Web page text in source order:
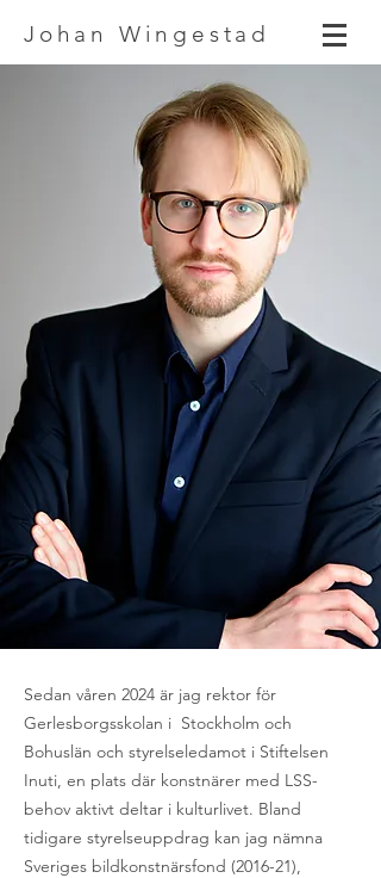
Johan Wingestad
Sedan våren 2024 är jag rektor för
Gerlesborgsskolan i Stockholm och
Bohuslän och styrelseledamot i Stiftelsen
Inuti, en plats där konstnärer med LSS-
behov aktivt deltar i kulturlivet. Bland
tidigare styrelseuppdrag kan jag nämna
Sveriges bildkonstnärsfond (2016-21),